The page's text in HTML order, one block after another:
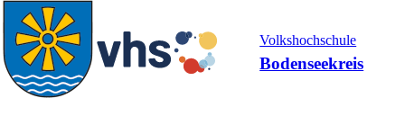
Volkshochschule
Bodenseekreis